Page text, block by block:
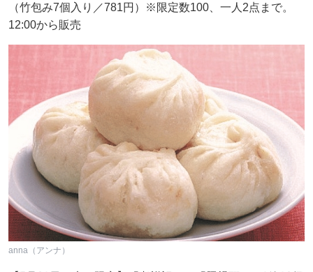
（竹包み7個入り／781円）※限定数100、一人2点まで。
12:00から販売
anna（アンナ）